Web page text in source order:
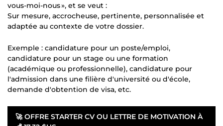
vous-moi-nous », et se veut :
Sur mesure, accrocheuse, pertinente, personnalisée et
adaptée au contexte de votre dossier.
Exemple : candidature pour un poste/emploi,
candidature pour un stage ou une formation
(académique ou professionnelle), candidature pour
l'admission dans une filière d'université ou d'école,
demande d'obtention de visa, etc.
🚀OFFRE STARTER CV OU LETTRE DE MOTIVATION À